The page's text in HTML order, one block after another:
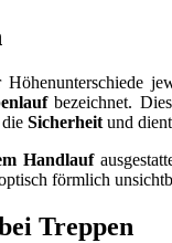
bezeichnet.
Sicherheitund dient
Handlauf
förmlich
Treppen